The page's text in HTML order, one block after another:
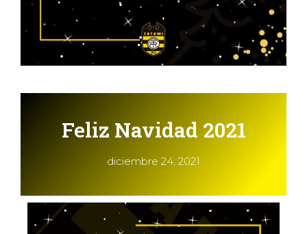
Feliz Navidad 2021
diciembre 24, 2021